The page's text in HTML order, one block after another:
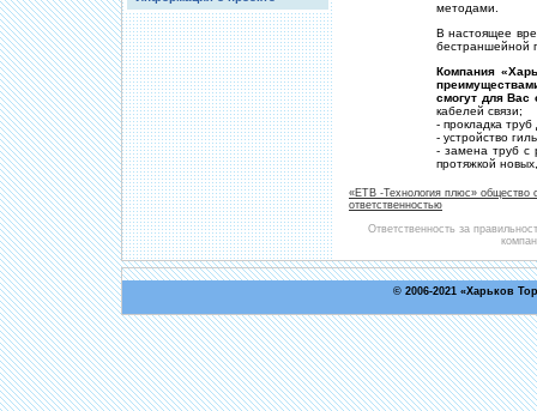
методами.
В настоящее
бестраншейной
Компания
смогут для Вас
кабелей связи;
- прокладка
- устройство
- замена труб с
протяжкой
«ЕТВ -Технология плюс» общество
ответственностью
Ответственность за
© 2006-2021 «Харьков